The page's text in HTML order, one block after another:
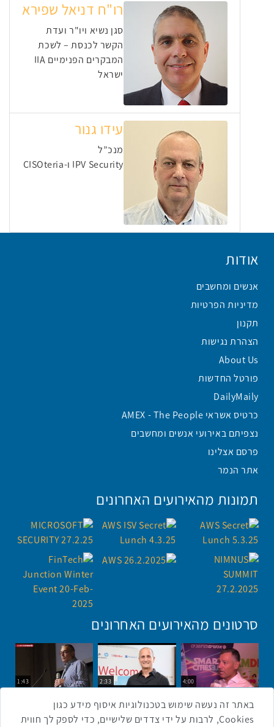
רו"ח דניאל שפירא
סגן נשיא ויו"ר ועדת
הקשר לכנסת – לשכת
המבקרים הפנימיים IIA
ישראל
עידו גנור
מנכ”ל
IPV Security ו-CISOteria
אודות
אנשים ומחשבים
מדיניות הפרטיות
תקנון
הצהרת נגישות
About Us
פורטל החדשות
DailyMaily
כרטיס אשראי AMEX - The People
נצפיתם באירועי אנשים ומחשבים
פרסם אצלינו
אתר הנמר
תמונות מהאירועים האחרונים
סרטונים מהאירועים האחרונים
4:00
2:33
1:43
באתר זה נעשה שימוש בטכנולוגיות איסוף מידע כגון
Cookies, לרבות על ידי צדדים שלישיים, כדי לספק לך חווית